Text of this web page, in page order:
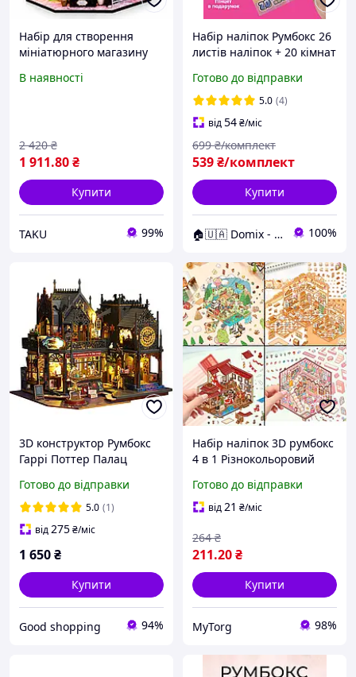
Набір для створення
мініатюрного магазину
Shop» у форматі DIY
В наявності
1 911.80₴
2 420 ₴
Купити
TAKU 99%
Набір наліпок Румбокс 26
листів наліпок + 20 кімнат
планерів і ноутбуків
Готово до відправки
5.0 (4)
від54₴/міс
539₴/комплект
699 ₴/комплект
Купити
🏠🇺🇦 Domix - все для тебе 100%
3D конструктор Румбокс
Гаррі Поттер Палац
підсвічуванням DIY набір
для складання
Готово до відправки
5.0 (1)
від275₴/міс
1 650₴
Купити
Good shopping 94%
Набір наліпок 3D румбокс
4 в 1 Різнокольоровий
Готово до відправки
від21 ₴/міс
211.20₴
264 ₴
Купити
MyTorg 98%